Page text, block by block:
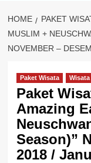
HOME
PAKET
MUSLIM +
NOVEMBER –
Paket Wisata
Paket
Amazing
Season)”
2018 /